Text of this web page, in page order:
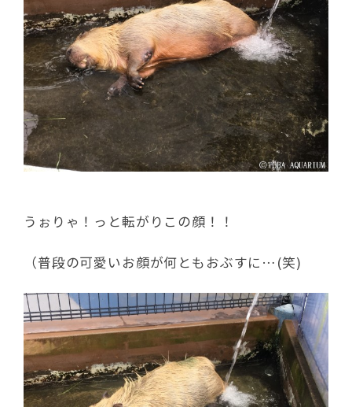
うぉりゃ！っと転がりこの顔！！
（普段の可愛いお顔が何ともおぶすに…(笑)